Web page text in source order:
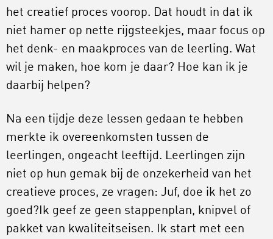
het creatief proces voorop. Dat houdt in dat ik
niet hamer op nette rijgsteekjes, maar focus op
het denk- en maakproces van de leerling. Wat
wil je maken, hoe kom je daar? Hoe kan ik je
daarbij helpen?
Na een tijdje deze lessen gedaan te hebben
merkte ik overeenkomsten tussen de
leerlingen, ongeacht leeftijd. Leerlingen zijn
niet op hun gemak bij de onzekerheid van het
creatieve proces, ze vragen: Juf, doe ik het zo
goed?Ik geef ze geen stappenplan, knipvel of
pakket van kwaliteitseisen. Ik start met een